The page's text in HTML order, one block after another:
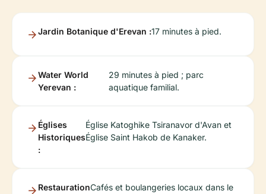
Jardin Botanique d'Erevan :17 minutes à pied.
Water World
Yerevan :
29 minutes à pied ; parc
aquatique familial.
Églises
Historiques
:
Église Katoghike Tsiranavor d'Avan et
Église Saint Hakob de Kanaker.
RestaurationCafés et boulangeries locaux dans le